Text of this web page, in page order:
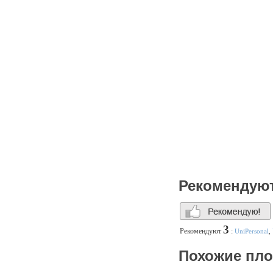
Рекомендуют 3 : UniPersonal
Похожие